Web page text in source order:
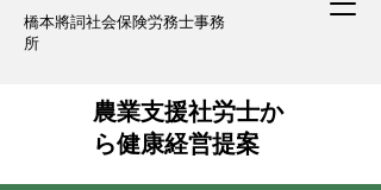
​橋本將詞社会保険労務士事務
所
​農業支援社労士か
ら健康経営提案